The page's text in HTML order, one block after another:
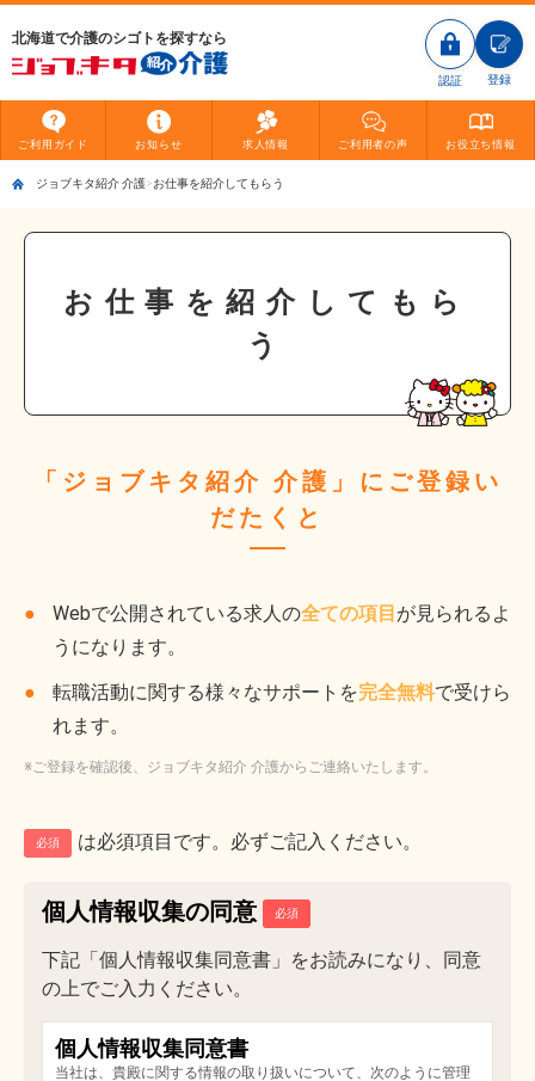
北海道で介護のシゴトを探すなら
認証 登録
ご利用 ガイド お知らせ 求人情報 ご利用者の声 お役立ち情報
ジョブキタ紹介 介護 お仕事を紹介してもらう
お仕事を紹介してもら
う
「ジョブキタ紹介 介護」にご登録い
だたくと
Webで公開されている求人の全ての項目 が見られるよ
うになります。
転職活動に関する様々なサポートを完全無料で受けら
れます。
※ご登録を確認後、ジョブキタ紹介 介護からご連絡いたします。
必須 は必須項目です。必ずご記入ください。
個人情報収集の同意
下記「個人情報収集同意書」をお読みになり、同意
の上でご入力ください。